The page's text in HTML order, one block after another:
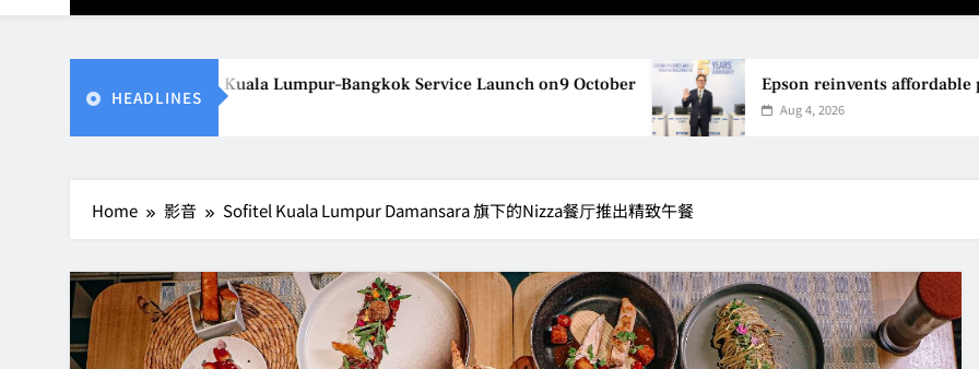
HEADLINES
Up for Kuala Lumpur–Bangkok Service Launch on9 October Epson reinvents affordable printing with
Aug 4, 2026
Home 影音 Sofitel Kuala Lumpur Damansara 旗下的Nizza餐厅推出精致午餐